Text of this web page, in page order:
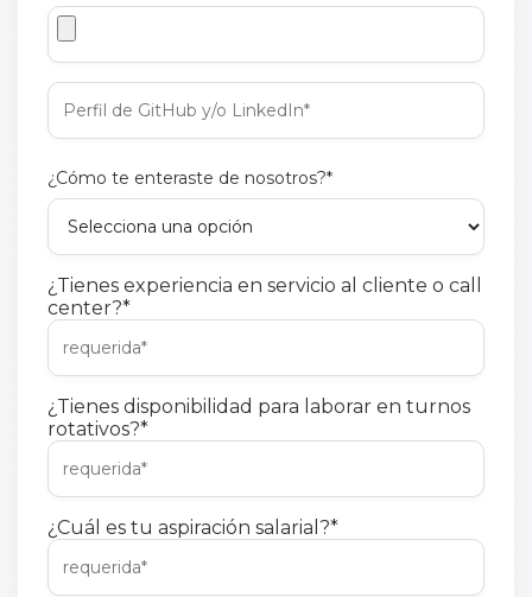
¿Cómo te enteraste de nosotros?*
¿Tienes experiencia en servicio al cliente o call
center?*
¿Tienes disponibilidad para laborar en turnos
rotativos?*
¿Cuál es tu aspiración salarial?*